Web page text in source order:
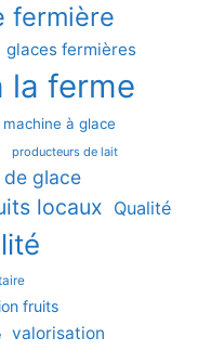
fermière
glaces fermières
la ferme
machine à glace
producteurs de lait
glace
locaux Qualité
fruits
valorisation